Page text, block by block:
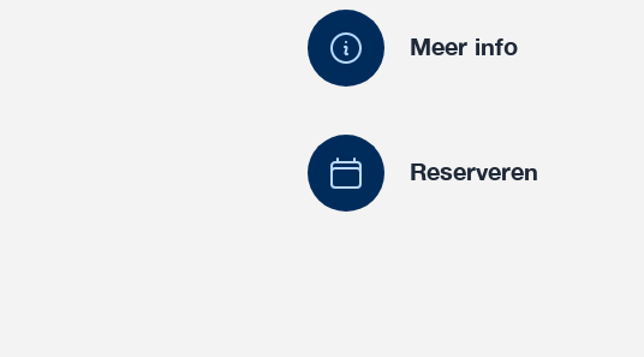
Meer info
Reserveren